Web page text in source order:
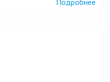
Подробнее